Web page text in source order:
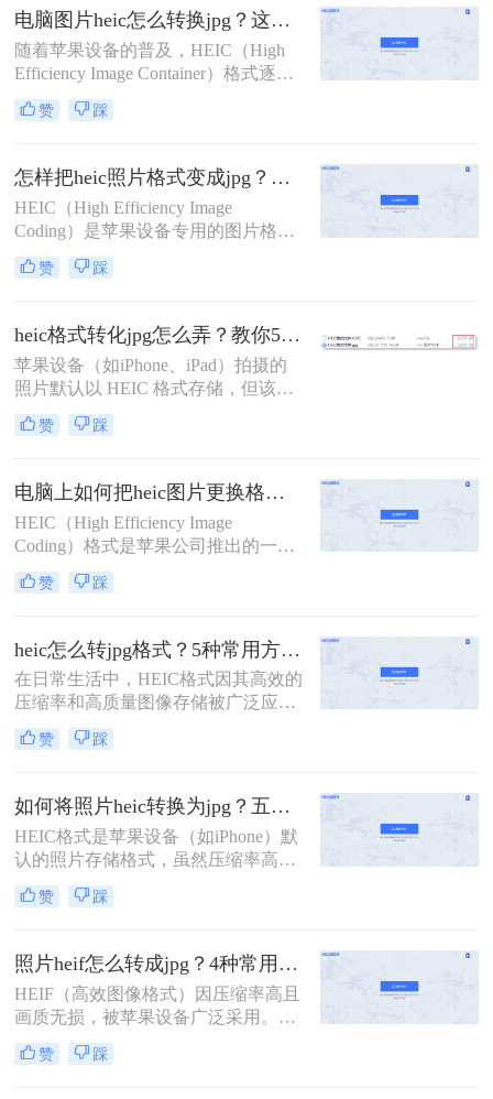
用。然而，这种格式在非苹果设备或
某些应用程序中可能不被直接支持，
因此需要将HEIC批量转换为更通用的
JPG格式。那么heic怎么批量转jpg
呢？本文将介绍三种将HEIC批量转换
为JPG的高效方法。
电脑图片heic怎么转换jpg？这里有2个好方法分享！
随着苹果设备的普及，HEIC（High
Efficiency Image Container）格式逐渐
成为iPhone和iPad等设备默认保存照
片的方式。然而，由于该格式在非苹
要将HEIC文件转换为更常见的JPG格
式以便于跨平台使用。那么电脑图片
heic怎么转换jpg呢？本文将介绍两种
适用于Windows和Mac电脑用户的
HEIC转JPG的方法。
赞 踩
怎样把heic照片格式变成jpg？分享2种实用方法！
HEIC（High Efficiency Image
Coding）是苹果设备专用的图片格
式，具有高效压缩率和良好的图像质
量。然而，由于该格式主要在苹果设
果设备用户可能会遇到无法直接打开
或编辑HEIC图片的问题。那么怎样把
heic照片格式变成jpg呢？本文将介绍
两种将HEIC照片格式转换成JPG的方
法。
赞 踩
heic格式转化jpg怎么弄？教你5种常用方法！
苹果设备（如iPhone、iPad）拍摄的
照片默认以 HEIC 格式存储，但该格
式在非苹果设备或部分软件中可能无
法直接打开。那么heic格式转化jpg怎
您快速完成格式转换。
赞 踩
电脑上如何把heic图片更换格式？教你四种转换方法！
HEIC（High Efficiency Image
Coding）格式是苹果公司推出的一种
高效图像编码格式，主要用于iOS设
备上拍摄的照片和视频。由于其高效
格式逐渐在苹果用户中普及。然而，
对于使用Windows系统的用户来说，
可能会遇到无法直接打开或编辑HEIC
图片的问题。那么电脑上如何把heic
图片更换格式呢？本文将介绍四种将
HEIC图片更换格式的方法。
赞 踩
heic怎么转jpg格式？5种常用方法详细解析！
在日常生活中，HEIC格式因其高效的
压缩率和高质量图像存储被广泛应用
于苹果设备中。然而，由于其兼容性
较差，许多老旧设备或平台无法直接
看、分享的需求，将HEIC转换为通用
的JPG格式成为常见操作。那么heic怎
么转jpg格式呢？以下是几种常用方法
的详细解析，帮助您高效完成转换。
赞 踩
如何将照片heic转换为jpg？五种常用方法详解！
HEIC格式是苹果设备（如iPhone）默
认的照片存储格式，虽然压缩率高、
画质优秀，但兼容性较差，许多软件
或平台无法直接打开。而JPG格式因
成为更通用的选择。那么如何将照片
heic转换为jpg呢？以下是五种常用方
法，适合不同场景和用户需求。
赞 踩
照片heif怎么转成jpg？4种常用方法详解！
HEIF（高效图像格式）因压缩率高且
画质无损，被苹果设备广泛采用。然
而，其兼容性较差，尤其在非苹果设
备或部分平台上难以直接使用。那么
赞 踩